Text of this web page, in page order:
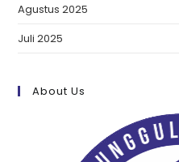
Agustus 2025
Juli 2025
About Us